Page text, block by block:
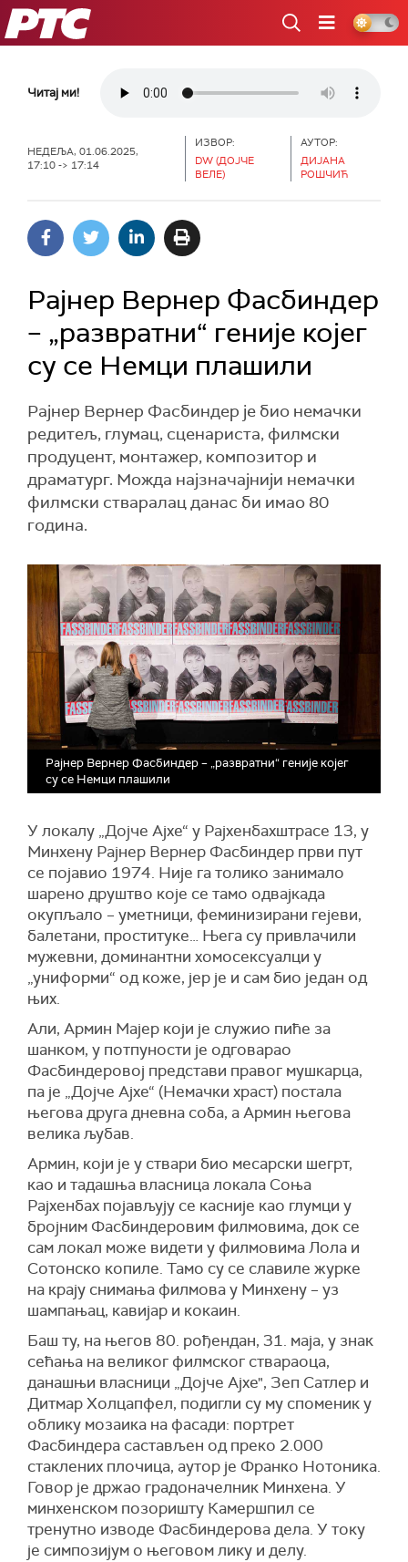
РТС
Читај ми!
НЕДЕЉА, 01.06.2025,
17:10 -> 17:14
ИЗВОР:
DW (ДОЈЧЕ
ВЕЛЕ)
АУТОР:
ДИЈАНА
РОШЧИЋ
Рајнер Вернер Фасбиндер
– „развратни“ геније којег
су се Немци плашили
Раjнер Вернер Фасбиндер је био немачки
редитељ, глумац, сценариста, филмски
продуцент, монтажер, композитор и
драматург. Можда најзначајнији немачки
филмски стваралац данас би имао 80
година.
Рајнер Вернер Фасбиндер – „развратни“ геније којег
су се Немци плашили
У локалу „Дојче Ајхе“ у Рајхенбахштрасе 13, у
Минхену Рајнер Вернер Фасбиндер први пут
се појавио 1974. Није га толико занимало
шарено друштво које се тамо одвајкада
окупљало – уметници, феминизирани гејеви,
балетани, проституке… Њега су привлачили
мужевни, доминантни хомосексуалци у
„униформи“ од коже, јер је и сам био један од
њих.
Али, Армин Мајер који је служио пиће за
шанком, у потпуности је одговарао
Фасбиндеровој представи правог мушкарца,
па је „Дојче Ајхе“ (Немачки храст) постала
његова друга дневна соба, а Армин његова
велика љубав.
Армин, који је у ствари био месарски шегрт,
као и тадашња власница локала Соња
Рајхенбах појављују се касније као глумци у
бројним Фасбиндеровим филмовима, док се
сам локал може видети у филмовима Лола и
Сотонско копиле. Тамо су се славиле журке
на крају снимања филмова у Минхену – уз
шампањац, кавијар и кокаин.
Баш ту, на његов 80. рођендан, 31. маја, у знак
сећања на великог филмског ствараоца,
данашњи власници „Дојче Ајхе", Зеп Сатлер и
Дитмар Холцапфел, подигли су му споменик у
облику мозаика на фасади: портрет
Фасбиндера састављен од преко 2.000
стаклених плочица, аутор је Франко Нотоника.
Говор је држао градоначeлник Минхена. У
минхенском позоришту Камершпил се
тренутно изводе Фасбиндерова дела. У току
је симпозијум о његовом лику и делу.